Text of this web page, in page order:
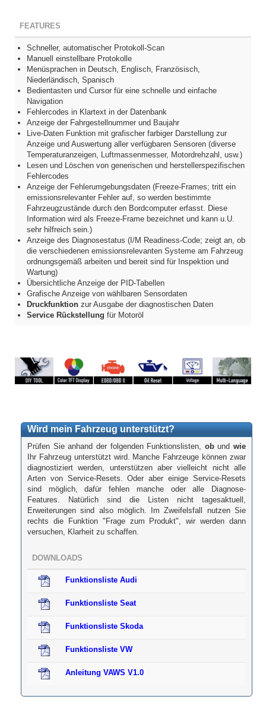
FEATURES
Schneller, automatischer Protokoll-Scan
Manuell einstellbare Protokolle
Menüsprachen in Deutsch, Englisch, Französisch,
Niederländisch, Spanisch
Bedientasten und Cursor für eine schnelle und einfache
Navigation
Fehlercodes in Klartext in der Datenbank
Anzeige der Fahrgestellnummer und Baujahr
Live-Daten Funktion mit grafischer farbiger Darstellung zur
Anzeige und Auswertung aller verfügbaren Sensoren (diverse
Temperaturanzeigen, Luftmassenmesser, Motordrehzahl, usw.)
Lesen und Löschen von generischen und herstellerspezifischen
Fehlercodes
Anzeige der Fehlerumgebungsdaten (Freeze-Frames; tritt ein
emissionsrelevanter Fehler auf, so werden bestimmte
Fahrzeugzustände durch den Bordcomputer erfasst. Diese
Information wird als Freeze-Frame bezeichnet und kann u.U.
sehr hilfreich sein.)
Anzeige des Diagnosestatus (I/M Readiness-Code; zeigt an, ob
die verschiedenen emissionsrelevanten Systeme am Fahrzeug
ordnungsgemäß arbeiten und bereit sind für Inspektion und
Wartung)
Übersichtliche Anzeige der PID-Tabellen
Grafische Anzeige von wählbaren Sensordaten
Druckfunktion zur Ausgabe der diagnostischen Daten
Service Rückstellung für Motoröl
Wird mein Fahrzeug unterstützt?
Prüfen Sie anhand der folgenden Funktionslisten, obund wie
Ihr Fahrzeug unterstützt wird. Manche Fahrzeuge können zwar
diagnostiziert werden, unterstützen aber vielleicht nicht alle
Arten von Service-Resets. Oder aber einige Service-Resets
sind möglich, dafür fehlen manche oder alle Diagnose-
Features. Natürlich sind die Listen nicht tagesaktuell,
Erweiterungen sind also möglich. Im Zweifelsfall nutzen Sie
rechts die Funktion "Frage zum Produkt", wir werden dann
versuchen, Klarheit zu schaffen.
DOWNLOADS
Funktionsliste Audi
Funktionsliste Seat
Funktionsliste Skoda
Funktionsliste VW
Anleitung VAWS V1.0